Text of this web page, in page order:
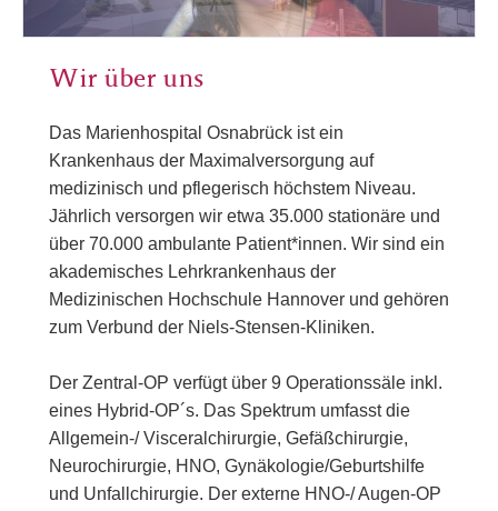
Wir über uns
Das Marienhospital Osnabrück ist ein
Krankenhaus der Maximalversorgung auf
medizinisch und pflegerisch höchstem Niveau.
Jährlich versorgen wir etwa 35.000 stationäre und
über 70.000 ambulante Patient*innen. Wir sind ein
akademisches Lehrkrankenhaus der
Medizinischen Hochschule Hannover und gehören
zum Verbund der Niels-Stensen-Kliniken.
Der Zentral-OP verfügt über 9 Operationssäle inkl.
eines Hybrid-OP´s. Das Spektrum umfasst die
Allgemein-/ Visceralchirurgie, Gefäßchirurgie,
Neurochirurgie, HNO, Gynäkologie/Geburtshilfe
und Unfallchirurgie. Der externe HNO-/ Augen-OP